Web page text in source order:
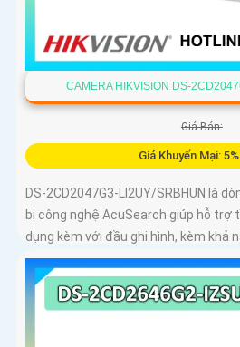
CAMERA HIKVISION DS-
Giá Bán:
Giá Khuyến Mại:
DS-2CD2047G3-LI2UY/SRBHUN là
bị công nghệ AcuSearch giúp hỗ trợ
dụng kèm với đầu ghi hình, kèm khả
WDR 130dB, trang bị micro kép và
chiều, ống kính 4